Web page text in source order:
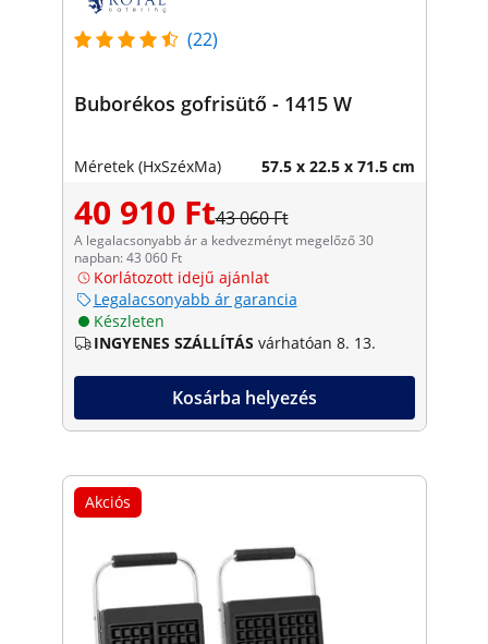
(22)
Buborékos gofrisütő - 1415 W
Méretek (HxSzéxMa) 57.5 x 22.5 x 71.5 cm
40 910 Ft43 060 Ft
A legalacsonyabb ár a kedvezményt megelőző 30
napban: 43 060 Ft
Korlátozott idejű ajánlat
Legalacsonyabb ár garancia
Készleten
INGYENES SZÁLLÍTÁS várhatóan 8. 13.
Kosárba helyezés
Akciós